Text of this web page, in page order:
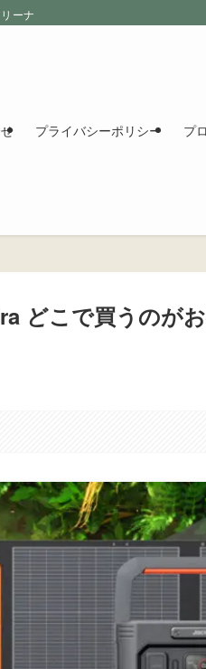
ーナ
プライバシーポリシー プ
どこで買うのが